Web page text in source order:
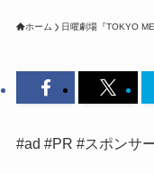
ホーム 日曜劇場『TOKYO
#ad #PR #スポンサ